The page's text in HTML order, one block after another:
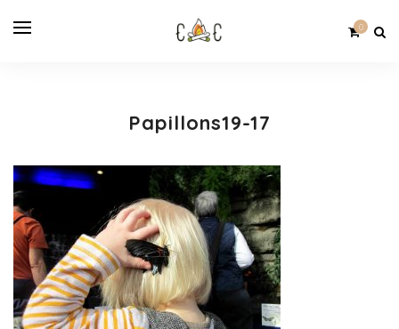
0
Papillons19-17